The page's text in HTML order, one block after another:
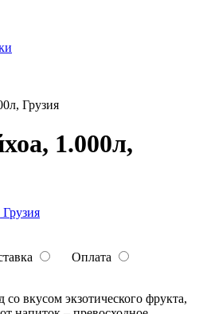
Грузия
1.000л,
Оплата
вкусом экзотического фрукта,